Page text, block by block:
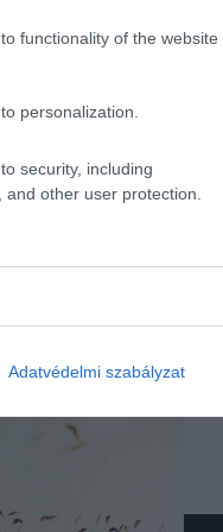
functionality of the website
personalization.
security, including
other user protection.
Adatvédelmi szabályzat